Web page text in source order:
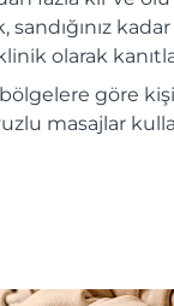
olarak
göre
masajlar